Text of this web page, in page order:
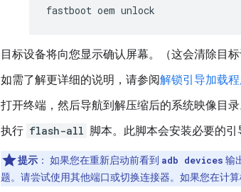
目标设备将向您显示确认屏幕。（这会清除目标
如需了解更详细的说明，请参阅解锁引导加载
打开终端，然后导航到解压缩后的系统映像目录
执行 flash-all 脚本。此脚本会安装必要的引
提示 ： 如果您在重新启动前看到 adb devices 输
题。请尝试使用其他端口或切换连接器。如果您在计算